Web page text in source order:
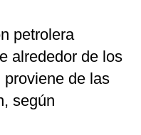
petrolera
alrededor de los
de las
según